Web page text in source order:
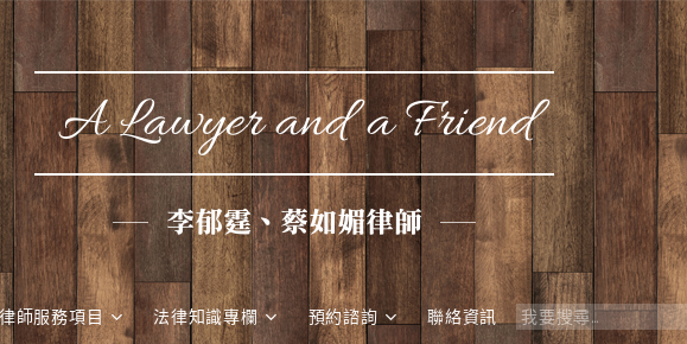
A Lawyer and a Friend
李郁霆、蔡如媚律師
律師服務項目 法律知識專欄 預約諮詢 聯絡資訊